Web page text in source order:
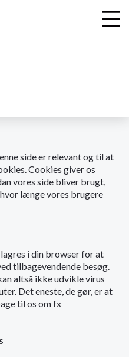
side er relevant og til at
Cookies giver os
vores side bliver brugt,
længe vores brugere
i din browser for at
tilbagevendende besøg.
altså ikke udvikle virus
Det eneste, de gør, er at
til os om fx